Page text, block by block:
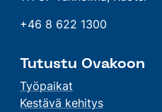
+46 8 622 1300
Tutustu Ovakoon
Työpaikat
Kestävä kehitys